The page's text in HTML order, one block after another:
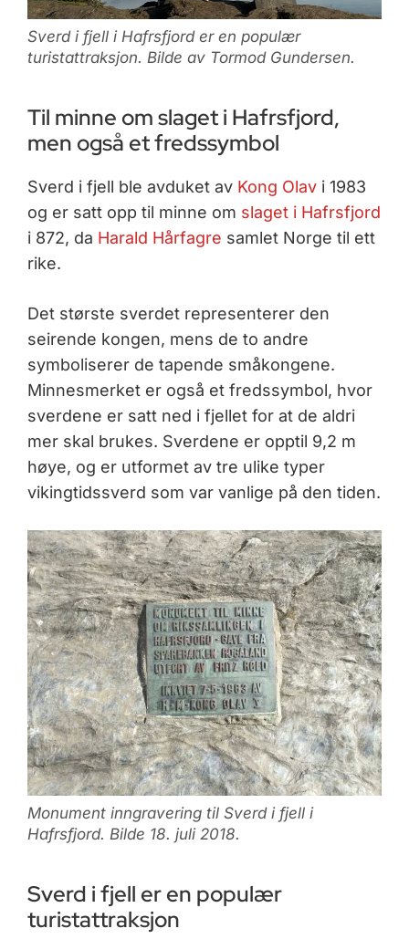
Sverd i fjell i Hafrsfjord er en populær
turistattraksjon. Bilde av Tormod Gundersen.
Til minne om slaget i Hafrsfjord,
men også et fredssymbol
Sverd i fjell ble avduket av Kong Olavi 1983
og er satt opp til minne om slaget i Hafrsfjord
i 872, da Harald Hårfagre samlet Norge til ett
rike.
Det største sverdet representerer den
seirende kongen, mens de to andre
symboliserer de tapende småkongene.
Minnesmerket er også et fredssymbol, hvor
sverdene er satt ned i fjellet for at de aldri
mer skal brukes. Sverdene er opptil 9,2 m
høye, og er utformet av tre ulike typer
vikingtidssverd som var vanlige på den tiden.
Monument inngravering til Sverd i fjell i
Hafrsfjord. Bilde 18. juli 2018.
Sverd i fjell er en populær
turistattraksjon